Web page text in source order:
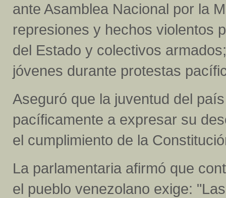
ante Asamblea Nacional por la
represiones y hechos violentos
del Estado y colectivos
jóvenes durante protestas
Aseguró que la juventud del
pacíficamente a expresar su
el cumplimiento de la
La parlamentaria afirmó que
el pueblo venezolano exige: